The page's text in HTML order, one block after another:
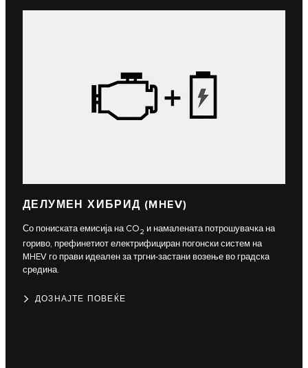
ДЕЛУМЕН ХИБРИД (MHEV)
Со пониската емисија на CO2 и намалената потрошувачка на
гориво, префинетиот електрифициран погонски систем на
MHEV го прави идеален за тргни-застани возење во градска
средина.
ДОЗНАЈТЕ ПОВЕЌЕ